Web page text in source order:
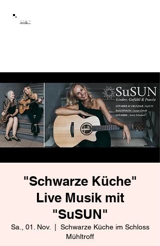
"Schwarze Küche"
Live Musik mit
"SuSUN"
Sa., 01. Nov.
Schwarze Küche im Schloss
Mühltroff